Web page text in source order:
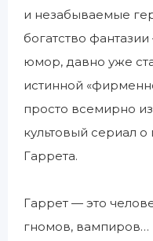
и незабываемые
богатство
юмор, давно уже
истинной
просто всемирно
культовый сериал
Гаррета.
Гаррет — это
гномов, вампиров…